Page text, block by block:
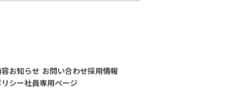
お知らせ お問い合わせ採用情報
シー社員専用ページ